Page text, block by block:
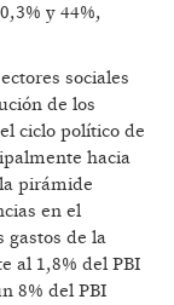
y 44%,
sociales
de los
ciclo político de
hacia
pirámide
en el
de la
al 1,8% del PBI
8% del PBI